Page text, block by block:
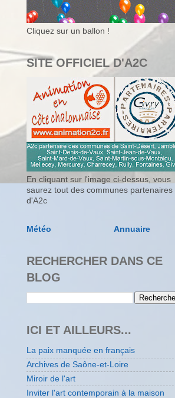
Cliquez sur un ballon !
SITE OFFICIEL D'A2C
En cliquant sur l'image ci-dessus, vous
saurez tout des communes partenaires
d'A2c
Météo Annuaire
RECHERCHER DANS CE
BLOG
ICI ET AILLEURS...
La paix manquée en français
Archives de Saône-et-Loire
Miroir de l'art
Inviter l'art contemporain à la maison